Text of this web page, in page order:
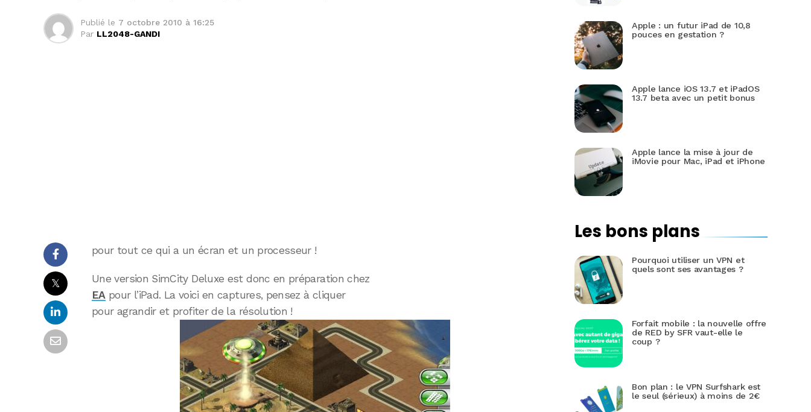
Publié le 7 octobre 2010 à 16:25
Par LL2048-GANDI
𝕏
pour tout ce qui a un écran et un processeur !
Une version SimCity Deluxe est donc en préparation chez
EApour l’iPad. La voici en captures, pensez à cliquer
pour agrandir et profiter de la résolution !
Apple : un futur iPad de 10,8
pouces en gestation ?
Apple lance iOS 13.7 et iPadOS
13.7 beta avec un petit bonus
Apple lance la mise à jour de
iMovie pour Mac, iPad et iPhone
Les bons plans
Pourquoi utiliser un VPN et
quels sont ses avantages ?
Forfait mobile : la nouvelle offre
de RED by SFR vaut-elle le
coup ?
Bon plan : le VPN Surfshark est
le seul (sérieux) à moins de 2€